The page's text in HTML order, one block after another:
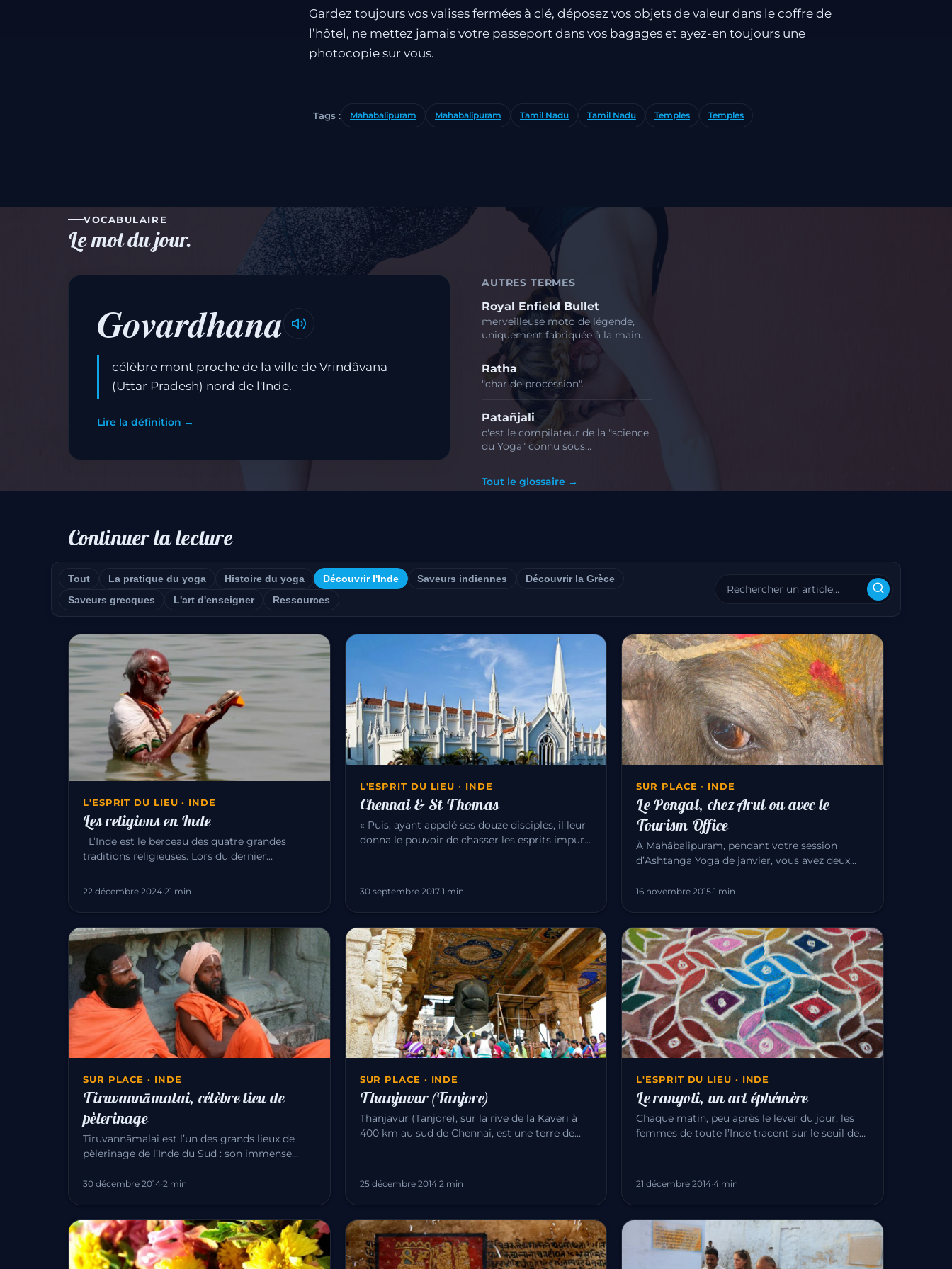
Gardez toujours vos valises fermées à clé, déposez vos objets de valeur dans le coffre de
l’hôtel, ne mettez jamais votre passeport dans vos bagages et ayez-en toujours une
photocopie sur vous.
Tags : Mahabalipuram Mahabalipuram Tamil Nadu Tamil Nadu Temples Temples
VOCABULAIRE
Le mot du jour.
Govardhana
célèbre mont proche de la ville de Vrindâvana
(Uttar Pradesh) nord de l'Inde.
Lire la définition →
AUTRES TERMES
Royal Enfield Bullet
merveilleuse moto de légende,
uniquement fabriquée à la main.
Ratha
"char de procession".
Patañjali
c'est le compilateur de la "science
du Yoga" connu sous…
Tout le glossaire →
Continuer la lecture
Tout La pratique du yoga Histoire du yoga Découvrir l'Inde Saveurs indiennes
Découvrir la Grèce
Saveurs grecques
L'art d'enseigner Ressources
L'ESPRIT DU LIEU · INDE
Les religions en Inde
L’Inde est le berceau des quatre grandes
traditions religieuses. Lors du dernier
22 décembre 2024·21 min
L'ESPRIT DU LIEU · INDE
Chennai & St Thomas
« Puis, ayant appelé ses douze disciples, il leur
donna le pouvoir de chasser les esprits impurs
30 septembre 2017·1 min
SUR PLACE · INDE
Le Pongal, chez Arul ou avec le
Tourism Office
À Mahābalipuram, pendant votre session
d’Ashtanga Yoga de janvier, vous avez deux
16 novembre 2015·1 min
SUR PLACE · INDE
Tiruvannāmalai, célèbre lieu de
pèlerinage
Tiruvannāmalai est l’un des grands lieux de
pèlerinage de l’Inde du Sud : son immense
30 décembre 2014·2 min
SUR PLACE · INDE
Thanjavur (Tanjore)
Thanjavur (Tanjore), sur la rive de la Kāverī à
400 km au sud de Chennai, est une terre de
25 décembre 2014·2 min
L'ESPRIT DU LIEU · INDE
Le rangoli, un art éphémère
Chaque matin, peu après le lever du jour, les
femmes de toute l’Inde tracent sur le seuil de
21 décembre 2014·4 min